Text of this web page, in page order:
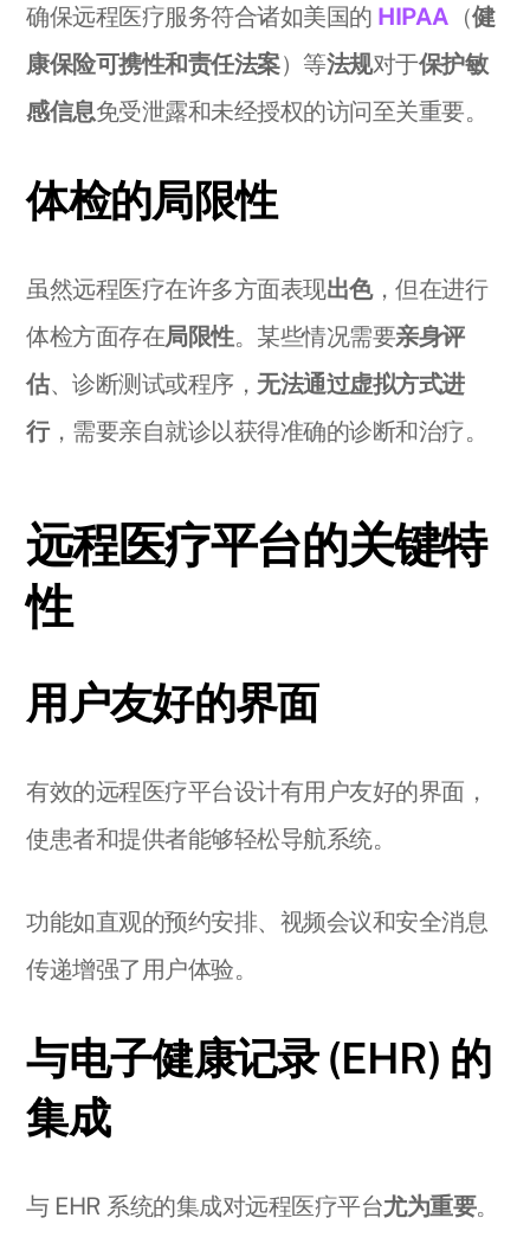
确保远程医疗服务符合诸如美国的 HIPAA （健
康保险可携性和责任法案）等法规对于保护敏
感信息免受泄露和未经授权的访问至关重要。
体检的局限性
虽然远程医疗在许多方面表现出色，但在进行
体检方面存在局限性。某些情况需要亲身评
估、诊断测试或程序， 无法通过虚拟方式进
行，需要亲自就诊以获得准确的诊断和治疗。
远程医疗平台的关键特
性
用户友好的界面
有效的远程医疗平台设计有用户友好的界面，
使患者和提供者能够轻松导航系统。
功能如直观的预约安排、视频会议和安全消息
传递增强了用户体验。
与电子健康记录 (EHR) 的
集成
与 EHR 系统的集成对远程医疗平台尤为重要。